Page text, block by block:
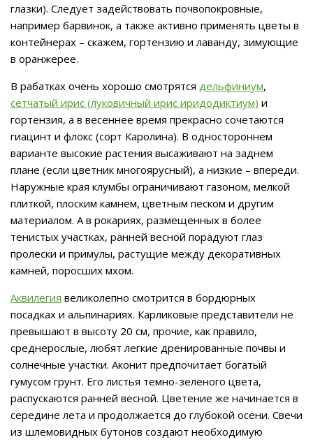
глазки). Следует задействовать почвопокровные,
например барвинок, а также активно применять цветы в
контейнерах – скажем, гортензию и лаванду, зимующие
в оранжерее.
В рабатках очень хорошо смотрятся дельфиниум,
сетчатый ирис (луковичный ирис иридодиктиум) и
гортензия, а в весеннее время прекрасно сочетаются
гиацинт и флокс (сорт Каролина). В одностороннем
варианте высокие растения высаживают на заднем
плане (если цветник многоярусный), а низкие – впереди.
Наружные края клумбы ограничивают газоном, мелкой
плиткой, плоским камнем, цветным песком и другим
материалом. А в рокариях, размещенных в более
тенистых участках, ранней весной порадуют глаз
пролески и примулы, растущие между декоративных
камней, поросших мхом.
Аквилегия великолепно смотрится в бордюрных
посадках и альпинариях. Карликовые представители не
превышают в высоту 20 см, прочие, как правило,
среднерослые, любят легкие дренированные почвы и
солнечные участки. Аконит предпочитает богатый
гумусом грунт. Его листья темно-зеленого цвета,
распускаются ранней весной. Цветение же начинается в
середине лета и продолжается до глубокой осени. Свечи
из шлемовидных бутонов создают необходимую